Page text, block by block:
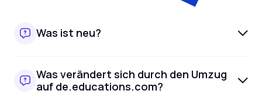
Was ist neu?
Was verändert sich durch den Umzug
auf de.educations.com?